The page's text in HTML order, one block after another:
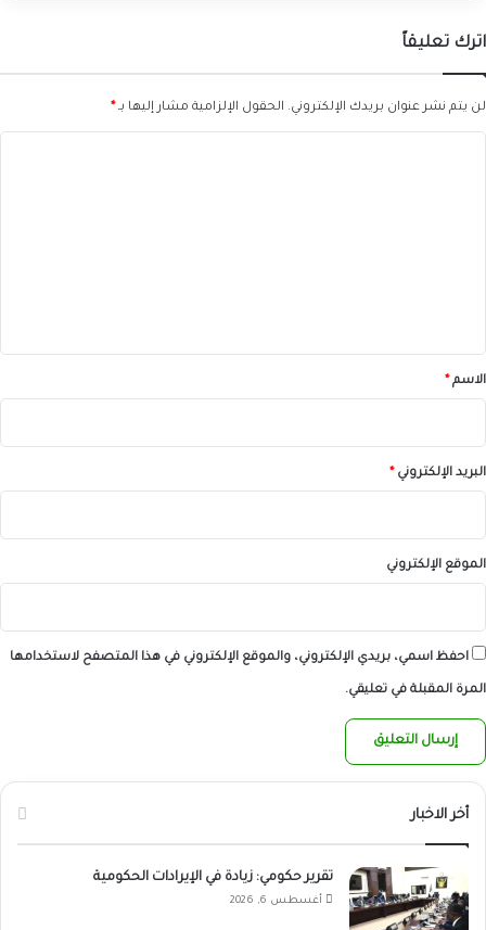
اترك تعليقاً
لن يتم نشر عنوان بريدك الإلكتروني. الحقول الإلزامية مشار إليها بـ *
*الاسم *
البريد الإلكتروني *
الموقع الإلكتروني
احفظ اسمي، بريدي الإلكتروني، والموقع الإلكتروني في هذا المتصفح لاستخدامها
المرة المقبلة في تعليقي.
أخر الاخبار
تقرير حكومي: زيادة في الإيرادات الحكومية
أغسطس 6, 2026